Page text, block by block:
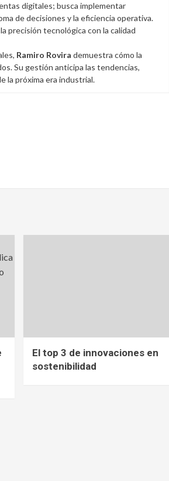
digitales; busca implementar
de decisiones y la eficiencia operativa.
precisión tecnológica con la calidad
Ramiro Rovira demuestra cómo la
Su gestión anticipa las tendencias,
la próxima era industrial.
El top 3 de innovaciones en
sostenibilidad